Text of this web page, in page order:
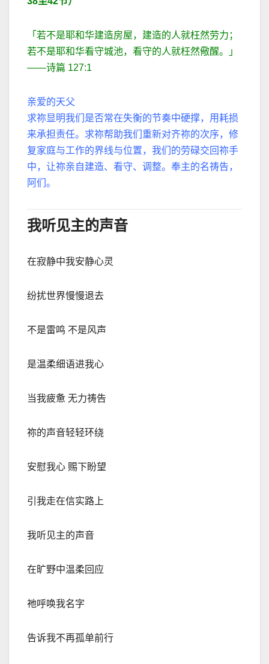
「若不是耶和华建造房屋，建造的人就枉然劳力；
若不是耶和华看守城池，看守的人就枉然儆醒。」
——诗篇 127:1
亲爱的天父
求祢显明我们是否常在失衡的节奏中硬撑，用耗损
来承担责任。求祢帮助我们重新对齐祢的次序，修
复家庭与工作的界线与位置，我们的劳碌交回祢手
中，让祢亲自建造、看守、调整。奉主的名祷告，
阿们。
我听见主的声音
在寂静中我安静心灵
纷扰世界慢慢退去
不是雷鸣 不是风声
是温柔细语进我心
当我疲惫 无力祷告
祢的声音轻轻环绕
安慰我心 赐下盼望
引我走在信实路上
我听见主的声音
在旷野中温柔回应
祂呼唤我名字
告诉我不再孤单前行